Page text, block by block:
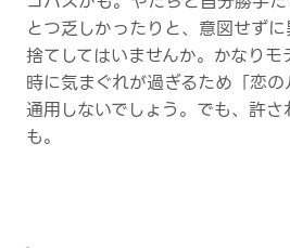
とつ乏しかったりと、意図せず
捨てしてはいませんか。かなり
時に気まぐれが過ぎるため「恋
通用しないでしょう。でも、許
も。